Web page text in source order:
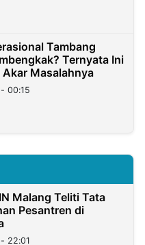
Tambang
Ternyata Ini
Masalahnya
00:15
Malang Teliti Tata
Pesantren di
22:01